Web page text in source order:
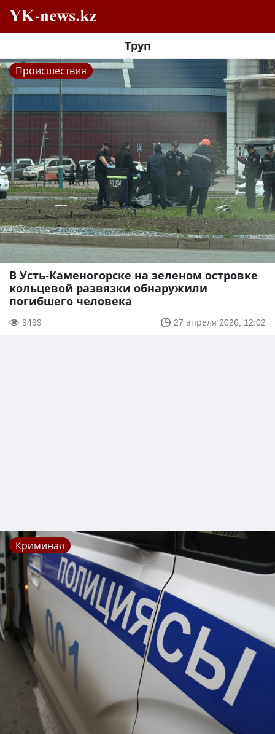
Труп
Происшествия
В Усть-Каменогорске на зеленом островке
кольцевой развязки обнаружили
погибшего человека
9499 27 апреля 2026, 12:02
Криминал